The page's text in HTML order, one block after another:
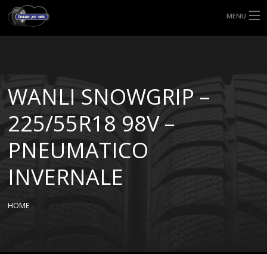
MENU
MISURE GOMME
BLOG
SHOP
WANLI SNOWGRIP –
225/55R18 98V –
PNEUMATICO
INVERNALE
HOME